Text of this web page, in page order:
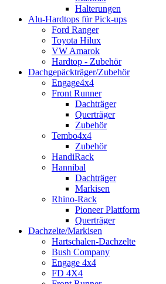
Halterungen
Alu-Hardtops für Pick-ups
Ford Ranger
Toyota Hilux
VW Amarok
Hardtop - Zubehör
Dachgepäckträger/Zubehör
Engage4x4
Front Runner
Dachträger
Querträger
Zubehör
Tembo4x4
Zubehör
HandiRack
Hannibal
Dachträger
Markisen
Rhino-Rack
Pioneer Plattform
Querträger
Dachzelte/Markisen
Hartschalen-Dachzelte
Bush Company
Engage 4x4
FD 4X4